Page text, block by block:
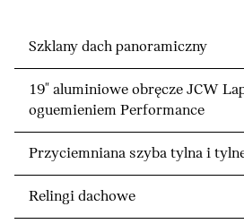
Szklany dach panoramiczny
19" aluminiowe obręcze JCW
oguemieniem Performance
Przyciemniana szyba tylna i
Relingi dachowe